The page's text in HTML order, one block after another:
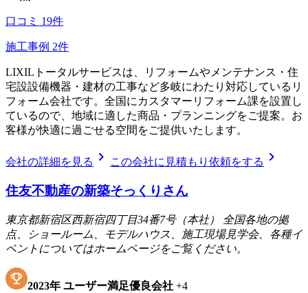
口コミ 19件
施工事例 2件
LIXILトータルサービスは、リフォームやメンテナンス・住
宅設設備機器・建材の工事など多岐にわたり対応しているリ
フォーム会社です。全国にカスタマーリフォーム課を設置し
ているので、地域に適した商品・プランニングをご提案。お
客様が快適に過ごせる空間をご提供いたします。
会社の詳細を見る chevron_right この会社に見積もり依頼をする chevron_right
住友不動産の新築そっくりさん
東京都新宿区西新宿四丁目34番7号（本社） 全国各地の拠
点、ショールーム、モデルハウス、施工現場見学会、各種イ
ベントについてはホームページをご覧ください。
2023年 ユーザー満足優良会社 +4